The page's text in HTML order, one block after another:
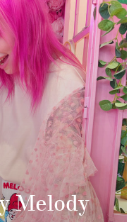
Melody